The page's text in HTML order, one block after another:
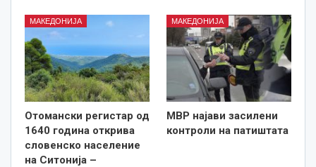
МАКЕДОНИЈА
Отомански регистар од
1640 година открива
словенско население
на Ситонија –
МАКЕДОНИЈА
МВР најави засилени
контроли на патиштата